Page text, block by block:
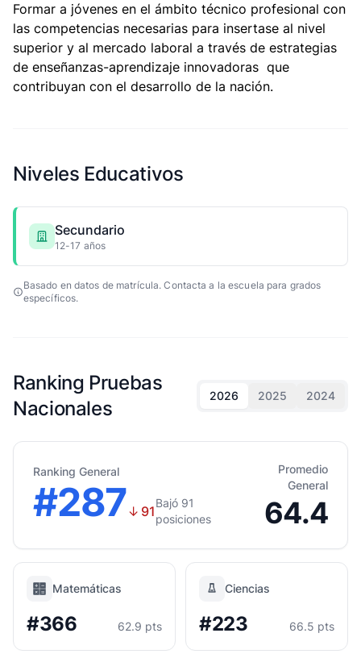
Formar a jóvenes en el ámbito técnico profesional con
las competencias necesarias para insertase al nivel
superior y al mercado laboral a través de estrategias
de enseñanzas-aprendizaje innovadoras que
contribuyan con el desarrollo de la nación.
Niveles Educativos
Secundario
12-17 años
Basado en datos de matrícula. Contacta a la escuela para grados
específicos.
Ranking Pruebas
Nacionales
2026 2025 2024
Ranking General
#287↓ 91
Bajó 91
posiciones
Promedio
General
64.4
Matemáticas
#366 62.9 pts
Ciencias
#223 66.5 pts